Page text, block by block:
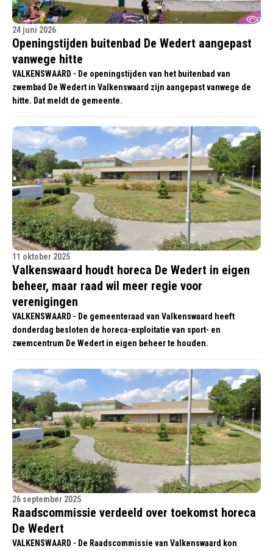
24 juni 2026
Openingstijden buitenbad De Wedert aangepast
vanwege hitte
VALKENSWAARD - De openingstijden van het buitenbad van
zwembad De Wedert in Valkenswaard zijn aangepast vanwege de
hitte. Dat meldt de gemeente.
11 oktober 2025
Valkenswaard houdt horeca De Wedert in eigen
beheer, maar raad wil meer regie voor
verenigingen
VALKENSWAARD - De gemeenteraad van Valkenswaard heeft
donderdag besloten de horeca-exploitatie van sport- en
zwemcentrum De Wedert in eigen beheer te houden.
26 september 2025
Raadscommissie verdeeld over toekomst horeca
De Wedert
VALKENSWAARD - De Raadscommissie van Valkenswaard kon